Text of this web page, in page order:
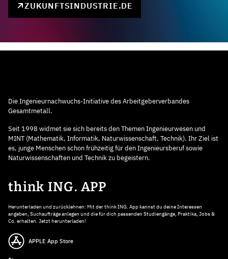
ZUKUNFTSINDUSTRIE.DE
Die Ingenieurnachwuchs-Initiative des Arbeitgeberverbandes
Gesamtmetall.
Seit 1998 widmet sie sich bereits den Themen Ingenieurwesen und
MINT (Mathematik, Informatik, Naturwissenschaft, Technik). Ihr Ziel ist
es, junge Menschen schon frühzeitig für den Ingenieursberuf sowie
Naturwissenschaften und Technik zu begeistern.
think ING. APP
Herunterladen und zurücklehnen: Mit der think ING. App kannst du deine Interessen
angeben, Suchaufträge anlegen und die für dich passenden Studiengänge, Praktika, Jobs &
Co. erhalten. Jetzt herunterladen!
APPLE App Store